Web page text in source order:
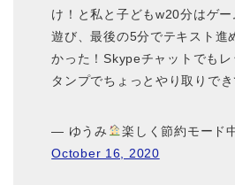
け！と私と子どもw20分はゲ
遊び、最後の5分でテキスト
かった！Skypeチャットでもレ
タンプでちょっとやり取りで
— ゆうみ
楽しく節約モー
October 16, 2020